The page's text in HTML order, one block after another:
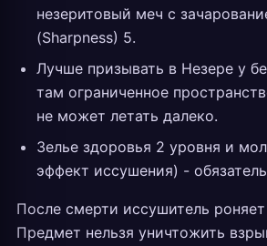
незеритовый меч с
(Sharpness) 5.
Лучше призывать в Незере у
там ограниченное
не может летать далеко.
Зелье здоровья 2 уровня и
эффект иссушения) -
После смерти иссушитель роняет
Предмет нельзя уничтожить